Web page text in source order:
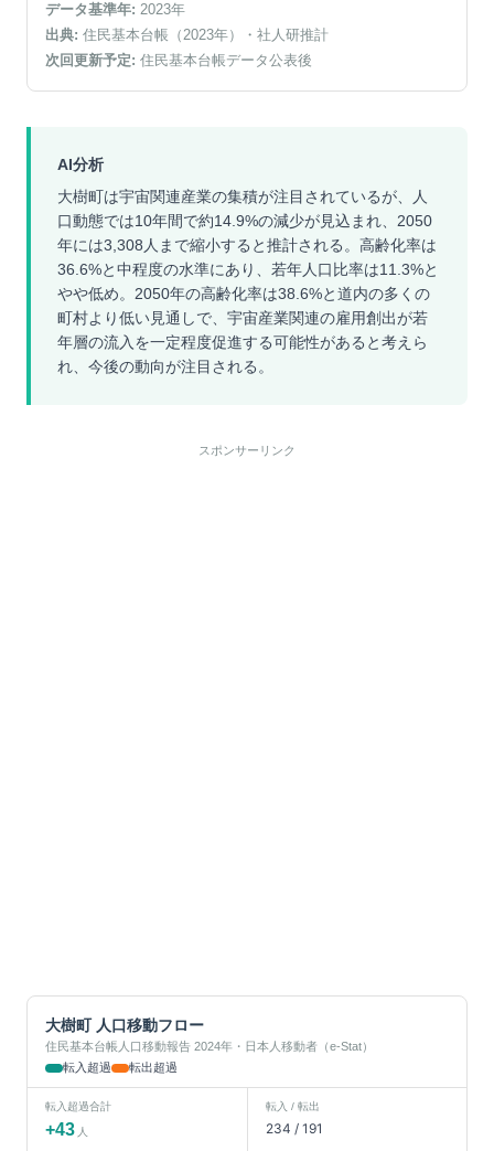
データ基準年: 2023年
出典: 住民基本台帳（2023年）
・社人研推計
次回更新予定: 住民基本台帳データ公表後
AI分析
大樹町は宇宙関連産業の集積が注目されているが、人
口動態では10年間で約14.9%の減少が見込まれ、2050
年には3,308人まで縮小すると推計される。高齢化率は
36.6%と中程度の水準にあり、若年人口比率は11.3%と
やや低め。2050年の高齢化率は38.6%と道内の多くの
町村より低い見通しで、宇宙産業関連の雇用創出が若
年層の流入を一定程度促進する可能性があると考えら
れ、今後の動向が注目される。
スポンサーリンク
大樹町人口移動フロー
住民基本台帳人口移動報告 2024年・日本人移動者（e-Stat）
転入超過
転出超過
転入超過合計
+43 人
転入 / 転出
234 / 191